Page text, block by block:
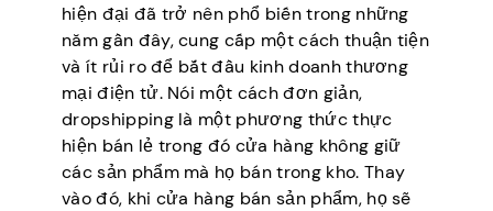
hiện đại đã trở nên phổ biến trong những
năm gần đây, cung cấp một cách thuận tiện
và ít rủi ro để bắt đầu kinh doanh thương
mại điện tử. Nói một cách đơn giản,
dropshipping là một phương thức thực
hiện bán lẻ trong đó cửa hàng không giữ
các sản phẩm mà họ bán trong kho. Thay
vào đó, khi cửa hàng bán sản phẩm, họ sẽ